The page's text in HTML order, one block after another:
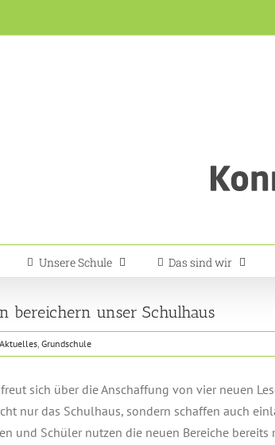
Unsere Schule Das sind wir
bereichern unser Schulhaus
Aktuelles, Grundschule
sich über die Anschaffung von vier neuen
nur das Schulhaus, sondern schaffen auch
und Schüler nutzen die neuen Bereiche